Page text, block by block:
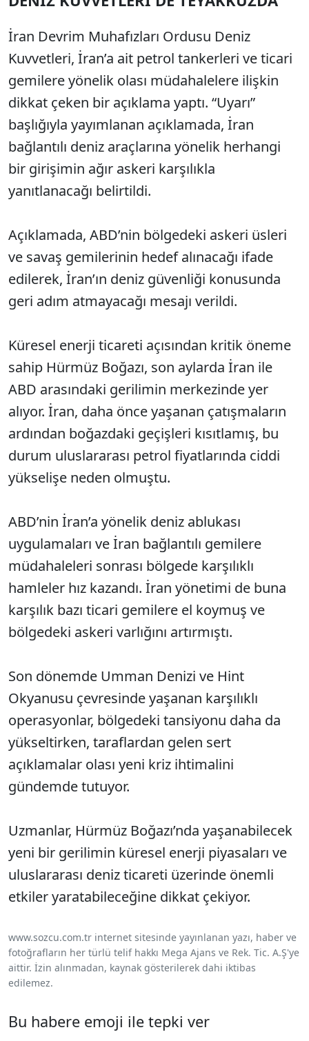
İran Devrim Muhafızları Ordusu Deniz
Kuvvetleri, İran’a ait petrol tankerleri ve ticari
gemilere yönelik olası müdahalelere ilişkin
dikkat çeken bir açıklama yaptı. “Uyarı”
başlığıyla yayımlanan açıklamada, İran
bağlantılı deniz araçlarına yönelik herhangi
bir girişimin ağır askeri karşılıkla
yanıtlanacağı belirtildi.
Açıklamada, ABD’nin bölgedeki askeri üsleri
ve savaş gemilerinin hedef alınacağı ifade
edilerek, İran’ın deniz güvenliği konusunda
geri adım atmayacağı mesajı verildi.
Küresel enerji ticareti açısından kritik öneme
sahip Hürmüz Boğazı, son aylarda İran ile
ABD arasındaki gerilimin merkezinde yer
alıyor. İran, daha önce yaşanan çatışmaların
ardından boğazdaki geçişleri kısıtlamış, bu
durum uluslararası petrol fiyatlarında ciddi
yükselişe neden olmuştu.
ABD’nin İran’a yönelik deniz ablukası
uygulamaları ve İran bağlantılı gemilere
müdahaleleri sonrası bölgede karşılıklı
hamleler hız kazandı. İran yönetimi de buna
karşılık bazı ticari gemilere el koymuş ve
bölgedeki askeri varlığını artırmıştı.
Son dönemde Umman Denizi ve Hint
Okyanusu çevresinde yaşanan karşılıklı
operasyonlar, bölgedeki tansiyonu daha da
yükseltirken, taraflardan gelen sert
açıklamalar olası yeni kriz ihtimalini
gündemde tutuyor.
Uzmanlar, Hürmüz Boğazı’nda yaşanabilecek
yeni bir gerilimin küresel enerji piyasaları ve
uluslararası deniz ticareti üzerinde önemli
etkiler yaratabileceğine dikkat çekiyor.
www.sozcu.com.tr internet sitesinde yayınlanan yazı, haber ve
fotoğrafların her türlü telif hakkı Mega Ajans ve Rek. Tic. A.Ş'ye
aittir. İzin alınmadan, kaynak gösterilerek dahi iktibas
edilemez.
Bu habere emoji ile tepki ver